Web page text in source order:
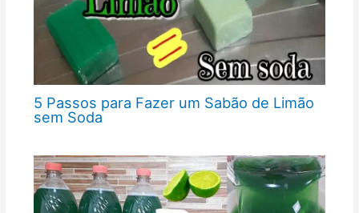
5 Passos para Fazer um Sabão de Limão
sem Soda